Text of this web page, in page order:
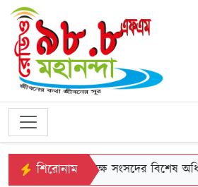
শিরোনাম
নির্বাচন উপলক্ষে সংসদের বিশেষ অধিবেশন